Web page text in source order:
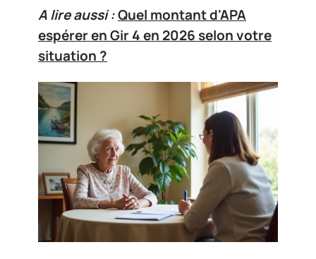
A lire aussi :Quel montant d'APA
espérer en Gir 4 en 2026 selon votre
situation ?